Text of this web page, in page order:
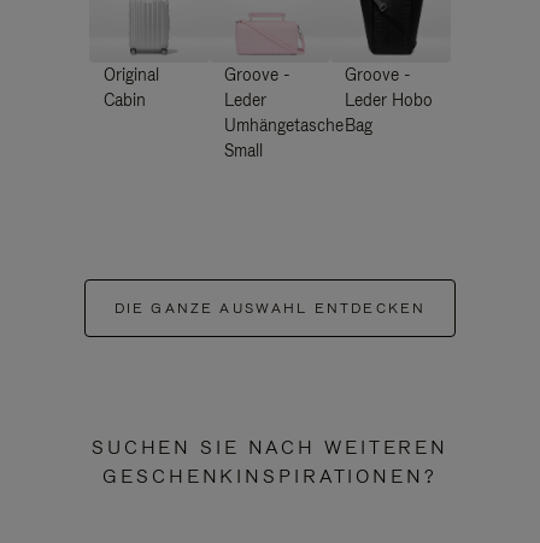
Original
Cabin
Groove -
Leder
Umhängetasche
Small
Groove -
Leder Hobo
Bag
DIE GANZE AUSWAHL ENTDECKEN
SUCHEN SIE NACH WEITEREN
GESCHENKINSPIRATIONEN?